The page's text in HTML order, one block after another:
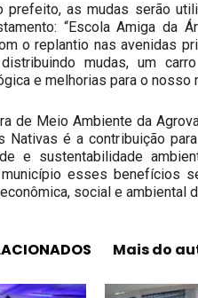
prefeito, as mudas serão
“Escola Amiga da
o replantio nas avenidas
mudas, um
e melhorias para o nosso
de Meio Ambiente da
Nativas é a contribuição
e sustentabilidade
esses benefícios
social e ambiental
Mais do